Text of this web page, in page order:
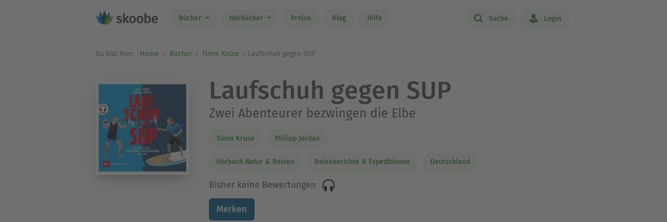
Bücher Hörbücher Preise Blog Hilfe Suche Login
Du bist hier: Home Bücher Timm Kruse Laufschuh gegen SUP
Laufschuh gegen SUP
Zwei Abenteurer bezwingen die Elbe
Timm Kruse Philipp Jordan
Hörbuch Natur & Reisen Reiseberichte & Expeditionen Deutschland
Bisher keine Bewertungen
Merken